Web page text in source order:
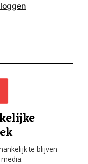
te blijven